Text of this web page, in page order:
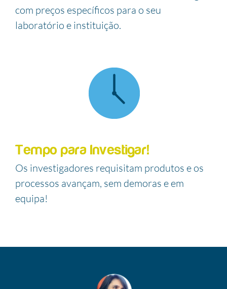
com preços específicos para o seu
laboratório e instituição.
Tempo para Investigar!
Os investigadores requisitam produtos e os
processos avançam, sem demoras e em
equipa!